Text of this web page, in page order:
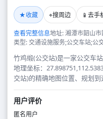
★收藏 ⌖搜周边 📱 去手
查看完整信息地址: 湘潭市韶山
类型: 交通设施服务;公交车站;公
竹鸡缎(公交站)是一家公交车
地理坐标：
交站)的精确地图位置、规划到
用户评价
匿名用户